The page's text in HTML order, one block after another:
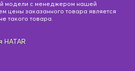
модели с менеджером нашей
цены заказанного товара является
такого товара.